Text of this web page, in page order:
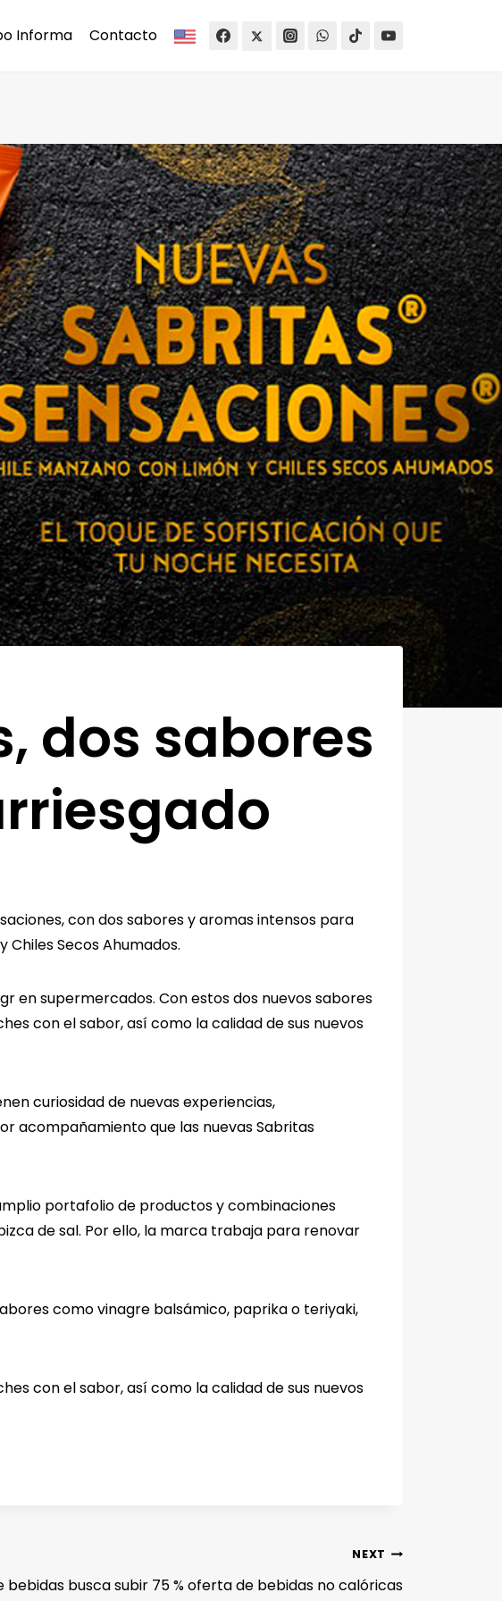
Informa Contacto
dos sabores
con dos sabores y aromas intensos para
Secos Ahumados.
en supermercados. Con estos dos nuevos sabores
con el sabor, así como la calidad de sus nuevos
curiosidad de nuevas experiencias,
acompañamiento que las nuevas Sabritas
portafolio de productos y combinaciones
de sal. Por ello, la marca trabaja para renovar
como vinagre balsámico, paprika o teriyaki,
con el sabor, así como la calidad de sus nuevos
NEXT
bebidas busca subir 75 % oferta de bebidas no calóricas